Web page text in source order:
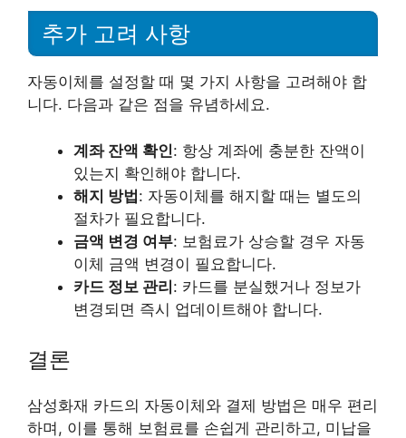
추가 고려 사항
자동이체를 설정할 때 몇 가지 사항을 고려해야 합
니다. 다음과 같은 점을 유념하세요.
계좌 잔액 확인: 항상 계좌에 충분한 잔액이
있는지 확인해야 합니다.
해지 방법: 자동이체를 해지할 때는 별도의
절차가 필요합니다.
금액 변경 여부: 보험료가 상승할 경우 자동
이체 금액 변경이 필요합니다.
카드 정보 관리: 카드를 분실했거나 정보가
변경되면 즉시 업데이트해야 합니다.
결론
삼성화재 카드의 자동이체와 결제 방법은 매우 편리
하며, 이를 통해 보험료를 손쉽게 관리하고, 미납을